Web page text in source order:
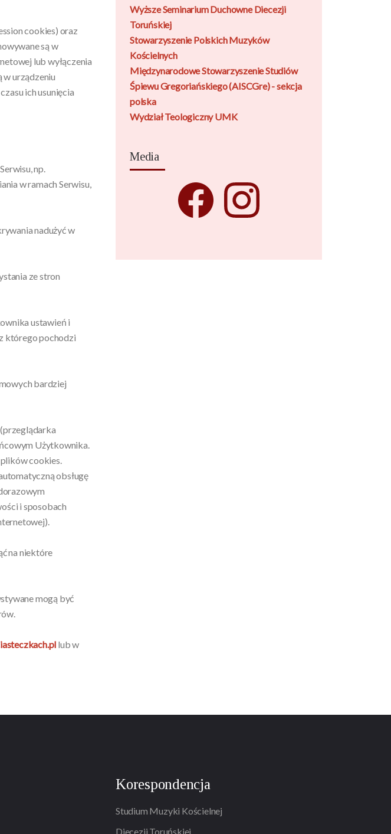
cookies) oraz
są w
lub wyłączenia
w urządzeniu
ich usunięcia
np.
w ramach Serwisu,
nadużyć w
ze stron
ustawień i
którego pochodzi
bardziej
Użytkownika.
cookies.
obsługę
i sposobach
na niektóre
mogą być
lub w
Wyższe Seminarium Duchowne Diecezji
Toruńskiej
Stowarzyszenie Polskich Muzyków
Kościelnych
Międzynarodowe Stowarzyszenie Studiów
Śpiewu Gregoriańskiego (AISCGre) - sekcja
polska
Wydział Teologiczny UMK
Media
Korespondencja
Studium Muzyki Kościelnej
Diecezji Toruńskiej